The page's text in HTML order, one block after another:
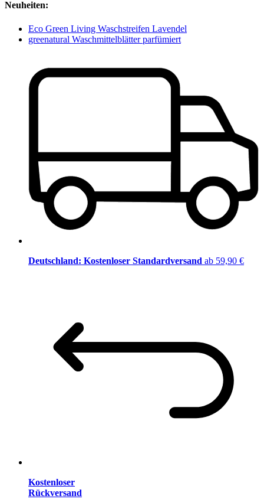
Neuheiten:
Eco Green Living Waschstreifen Lavendel
greenatural Waschmittelblätter parfümiert
Deutschland: Kostenloser Standardversand ab 59,90 €
Kostenloser
Rückversand